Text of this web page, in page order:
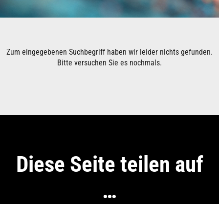
Zum eingegebenen Suchbegriff haben wir leider nichts gefunden.
Bitte versuchen Sie es nochmals.
Diese Seite teilen auf
…